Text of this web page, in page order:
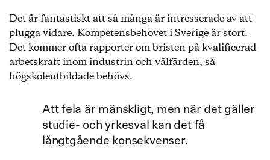
Det är fantastiskt att så många är intresserade av att
plugga vidare. Kompetensbehovet i Sverige är stort.
Det kommer ofta rapporter om bristen på kvalificerad
arbetskraft inom industrin och välfärden, så
högskoleutbildade behövs.
Att fela är mänskligt, men när det gäller
studie- och yrkesval kan det få
långtgående konsekvenser.